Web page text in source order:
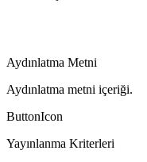
Aydınlatma Metni
Aydınlatma metni içeriği.
ButtonIcon
Yayınlanma Kriterleri